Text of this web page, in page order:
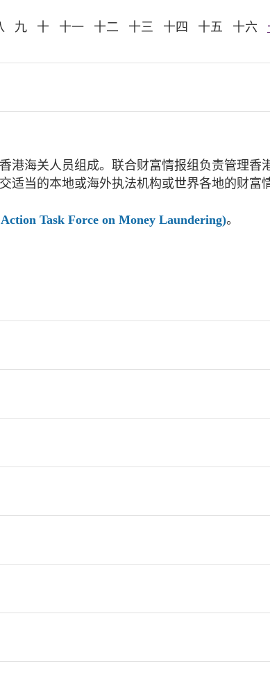
九 十 十一 十二 十三 十四 十五 十六
港海关人员组成。联合财富情报组负责管理
适当的本地或海外执法机构或世界各地的财富
Task Force on Money Laundering)。